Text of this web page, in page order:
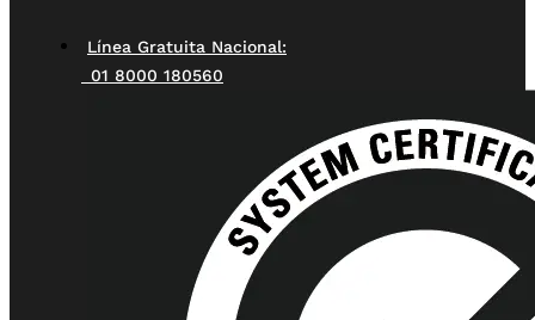
Línea Gratuita Nacional:
01 8000 180560